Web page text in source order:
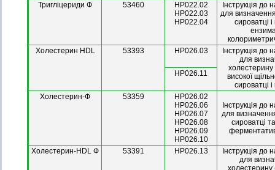
Тригліцериди Ф
53460
HP022.02
HP022.03
HP022.04
Інструкція до
для
сироватці і
Холестерин HDL
53393 HP026.03
Інструкція до
для
холестерину
високої
сироватці і
HP026.11
Холестерин-Ф 53359
HP026.02
HP026.06
HP026.07
HP026.08
HP026.09
HP026.10
Інструкція до
для
сироватці
Холестерин-HDL Ф 53391 HP026.13
Інструкція до
для
холестерину